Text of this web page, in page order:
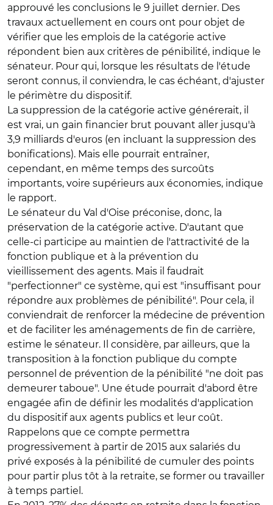
approuvé les conclusions le 9 juillet dernier. Des
travaux actuellement en cours ont pour objet de
vérifier que les emplois de la catégorie active
répondent bien aux critères de pénibilité, indique le
sénateur. Pour qui, lorsque les résultats de l'étude
seront connus, il conviendra, le cas échéant, d'ajuster
le périmètre du dispositif.
La suppression de la catégorie active générerait, il
est vrai, un gain financier brut pouvant aller jusqu'à
3,9 milliards d'euros (en incluant la suppression des
bonifications). Mais elle pourrait entraîner,
cependant, en même temps des surcoûts
importants, voire supérieurs aux économies, indique
le rapport.
Le sénateur du Val d'Oise préconise, donc, la
préservation de la catégorie active. D'autant que
celle-ci participe au maintien de l'attractivité de la
fonction publique et à la prévention du
vieillissement des agents. Mais il faudrait
"perfectionner" ce système, qui est "insuffisant pour
répondre aux problèmes de pénibilité". Pour cela, il
conviendrait de renforcer la médecine de prévention
et de faciliter les aménagements de fin de carrière,
estime le sénateur. Il considère, par ailleurs, que la
transposition à la fonction publique du compte
personnel de prévention de la pénibilité "ne doit pas
demeurer taboue". Une étude pourrait d'abord être
engagée afin de définir les modalités d'application
du dispositif aux agents publics et leur coût.
Rappelons que ce compte permettra
progressivement à partir de 2015 aux salariés du
privé exposés à la pénibilité de cumuler des points
pour partir plus tôt à la retraite, se former ou travailler
à temps partiel.